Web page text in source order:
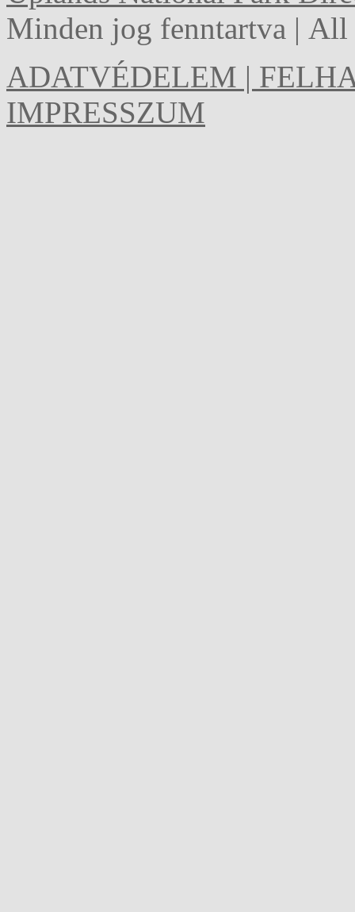
Minden jog fenntartva |
ADATVÉDELEM |
IMPRESSZUM